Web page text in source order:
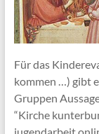
Für das
kommen …) gibt
Gruppen
“Kirche